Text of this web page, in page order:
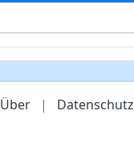
Über | Datenschutz